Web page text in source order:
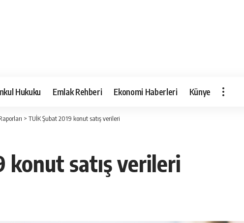
Hukuku Emlak Rehberi Ekonomi Haberleri Künye
> TUİK Şubat 2019 konut satış verileri
konut satış verileri